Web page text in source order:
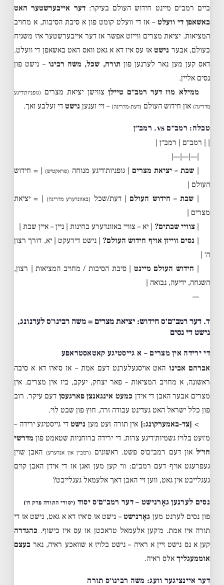
ביים רמב״ם מיינט חידוש העולם בעיקר:דער אייבערשטער האט
באשאפן די וועלט – אז די וועלט קומט פון א סיבת הסיבות, א מחויב
המציאות. יציאת מצרים ווייזט אפשר אז דער אייבערשטער איז משגיח
בעולם, אבער נישטאז עס איז דא א גאט וואס האט באשאפן די וועלט.
דאס קען מען נאר לערנען פוןתורה, שכל, משה רבינו – נישט פון
נסים אליין.
ממילא מוז דער רמב״ם טיילן צווישן יציאת מצרים (גופניות׳דיגע
מדריגה) און חידוש העולם (דעת-מדריגה) – זיי זענען נישט די זעלבע זאך.
טבלה: רמב״ם vs. רמב״ן
| | רמב״ם | רמב״ן |
|—|—|—|
| שבת – יציאת מצרים| גופניות׳דיגע מנוחה (פראקטיש) | = חידוש
העולם |
| שבת – חידוש העולם| דעת/שכל (באזונדערע מדריגה) | = יציאת
מצרים |
|צוויי שבתים? | יא – צוויי באזונדערע בחינות | ניין – איין שבת |
| נסים ווייזן אויף חידוש העולם? | נישט דירעקט | יא, דורך רצון
ה׳ |
| חידוש העולם מיינט | סיבת הסיבות / מחויב המציאות | רצון,
השגחה, ידיעה, נבואה |
—
ד. דער רמב״ם׳ס חידוש: יציאת מצרים = משה רבינו׳ס לערנונג,
נישט די נסים
די ירידה אין מצרים – א גייסטיגע קאטאסטראפע
אברהם אבינו האט אויסגעלערנט דעם אמת – אז ס׳איז דא א סיבה
ראשונה, א מחויב המציאות – פאר יצחק, יעקב, ביז אין מצרים. אין
מצרים אבער האבן די אידן כמעט אינגאנצן פארגעסן דעם עיקר. רוב
פון כלל ישראל האט געדינט עבודה זרה, חוץ פון שבט לוי.
> [צד-באמערקונג:] אין תורה זעט מען נישטדי גייסטיגע ירידה –
מ׳זעט בלויז גשמיות׳דיגע צרות. די ירידה ברוחניות שטאמט פון מדרשי
חז״לאון דעם רמב״ם׳ס פשט. ראשונים (רמב״ן און אנדערע) האבן שוין
געפרעגט אויף דעם רמב״ם: ווי קען מען זאגן אז די אידן האבן קוים
געגלייבט אין גאט, ווען זיי האבן דאך אלעמאל געגלייבט?
נסים לערנען גאָרנישט – דער רמב״ם׳ס יסוד (יסודי התורה פרק ח׳)
פון נסים לערנט מען גאָרנישט– נישט אז ס׳איז דא א גאט, נישט אז די
תורה איז אמת. מ׳קען אלעמאל טראכטן אז עס איז כישוף. כהגדרה
קען א נס נישט זיין א ראיה – נישט בלויז א שוואכע ראיה, נאר בעצם
אוממעגליך אלס ראיה.
דער איינציגער וועג: משה רבינו׳ס תורה